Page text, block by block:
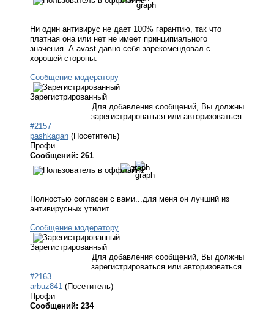
Ни один антивирус не дает 100% гарантию, так что
платная она или нет не имеет принципиального
значения. А avast давно себя зарекомендовал с
хорошей стороны.
Сообщение модератору
Зарегистрированный
Для добавления сообщений, Вы должны
зарегистрироваться или авторизоваться.
#2157
pashkagan (Посетитель)
Профи
Сообщений: 261
Полностью согласен с вами...для меня он лучший из
антивирусных утилит
Сообщение модератору
Зарегистрированный
Для добавления сообщений, Вы должны
зарегистрироваться или авторизоваться.
#2163
arbuz841 (Посетитель)
Профи
Сообщений: 234